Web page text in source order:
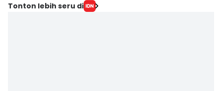
Tonton lebih seru di